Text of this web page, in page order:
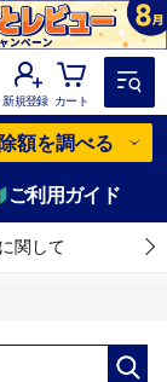
新規登録 カート
額を調べる
ご利用ガイド
関して